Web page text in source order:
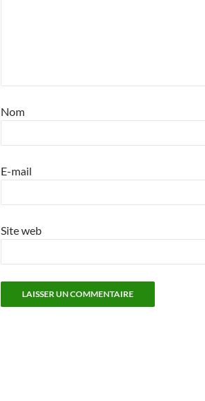
Nom
E-mail
Site web